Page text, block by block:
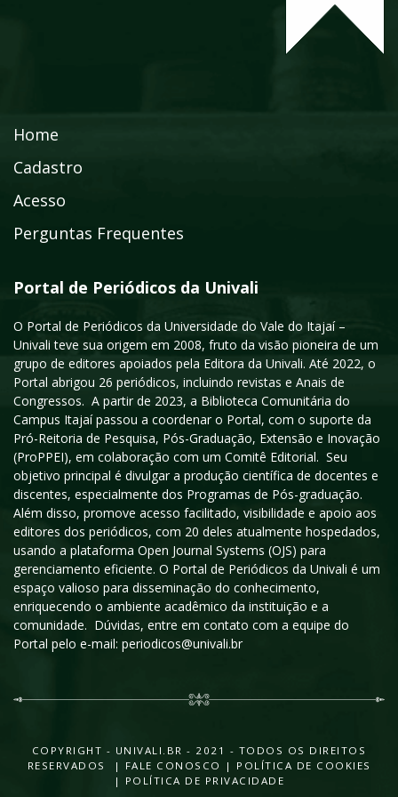
Home
Cadastro
Acesso
Perguntas Frequentes
Portal de Periódicos da Univali
O Portal de Periódicos da Universidade do Vale do Itajaí –
Univali teve sua origem em 2008, fruto da visão pioneira de um
grupo de editores apoiados pela Editora da Univali. Até 2022, o
Portal abrigou 26 periódicos, incluindo revistas e Anais de
Congressos. A partir de 2023, a Biblioteca Comunitária do
Campus Itajaí passou a coordenar o Portal, com o suporte da
Pró-Reitoria de Pesquisa, Pós-Graduação, Extensão e Inovação
(ProPPEI), em colaboração com um Comitê Editorial. Seu
objetivo principal é divulgar a produção científica de docentes e
discentes, especialmente dos Programas de Pós-graduação.
Além disso, promove acesso facilitado, visibilidade e apoio aos
editores dos periódicos, com 20 deles atualmente hospedados,
usando a plataforma Open Journal Systems (OJS) para
gerenciamento eficiente. O Portal de Periódicos da Univali é um
espaço valioso para disseminação do conhecimento,
enriquecendo o ambiente acadêmico da instituição e a
comunidade. Dúvidas, entre em contato com a equipe do
Portal pelo e-mail: periodicos@univali.br
COPYRIGHT - UNIVALI.BR - 2021 - TODOS OS DIREITOS
RESERVADOS |
FALE CONOSCO | POLÍTICA DE COOKIES
| POLÍTICA DE PRIVACIDADE